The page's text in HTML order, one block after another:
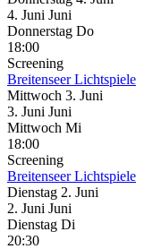
4. Juni Juni
Donnerstag Do
18:00
Screening
Breitenseer Lichtspiele
Mittwoch 3. Juni
3. Juni Juni
Mittwoch Mi
18:00
Screening
Breitenseer Lichtspiele
Dienstag 2. Juni
2. Juni Juni
Dienstag Di
20:30